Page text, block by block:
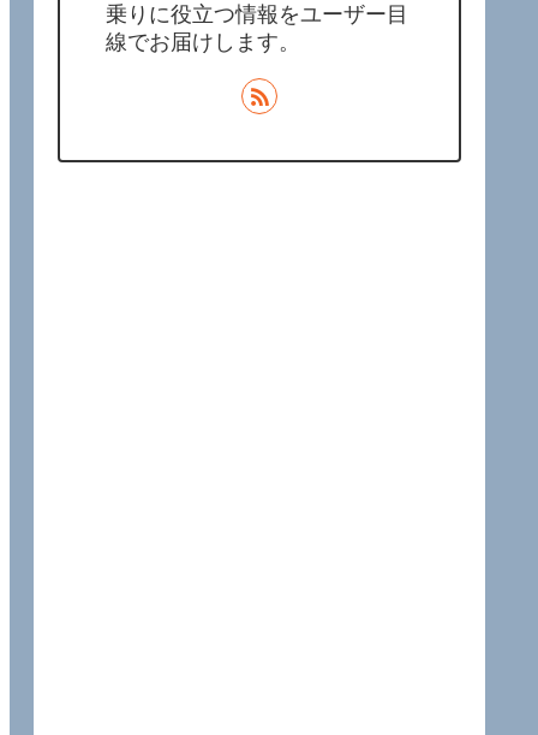
乗りに役立つ情報をユーザー目
線でお届けします。